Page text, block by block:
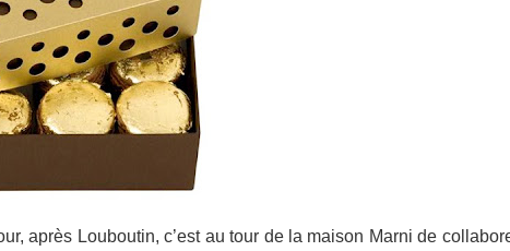
après Louboutin, c’est au tour de la maison Marni de